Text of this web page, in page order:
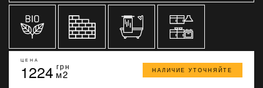
ЦЕНА
1224 грн
м2 НАЛИЧИЕ УТОЧНЯЙТЕ